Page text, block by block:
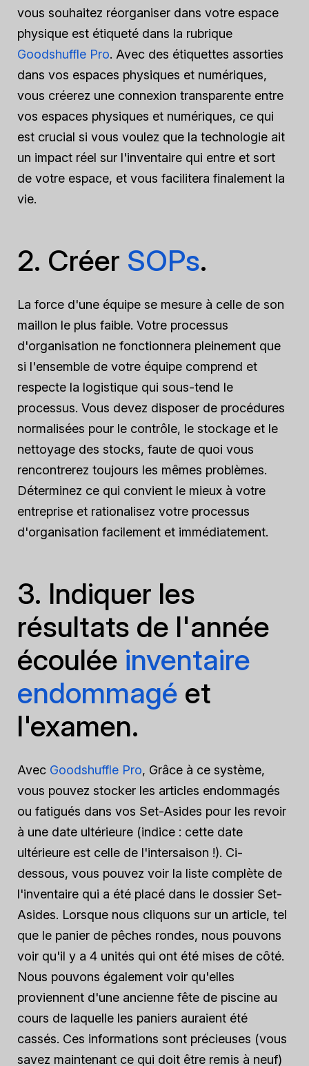
vous souhaitez réorganiser dans votre espace
physique est étiqueté dans la rubrique
Goodshuffle Pro. Avec des étiquettes assorties
dans vos espaces physiques et numériques,
vous créerez une connexion transparente entre
vos espaces physiques et numériques, ce qui
est crucial si vous voulez que la technologie ait
un impact réel sur l'inventaire qui entre et sort
de votre espace, et vous facilitera finalement la
vie.
2. Créer SOPs.
La force d'une équipe se mesure à celle de son
maillon le plus faible. Votre processus
d'organisation ne fonctionnera pleinement que
si l'ensemble de votre équipe comprend et
respecte la logistique qui sous-tend le
processus. Vous devez disposer de procédures
normalisées pour le contrôle, le stockage et le
nettoyage des stocks, faute de quoi vous
rencontrerez toujours les mêmes problèmes.
Déterminez ce qui convient le mieux à votre
entreprise et rationalisez votre processus
d'organisation facilement et immédiatement.
3. Indiquer les
résultats de l'année
écoulée inventaire
endommagé et
l'examen.
Avec Goodshuffle Pro, Grâce à ce système,
vous pouvez stocker les articles endommagés
ou fatigués dans vos Set-Asides pour les revoir
à une date ultérieure (indice : cette date
ultérieure est celle de l'intersaison !). Ci-
dessous, vous pouvez voir la liste complète de
l'inventaire qui a été placé dans le dossier Set-
Asides. Lorsque nous cliquons sur un article, tel
que le panier de pêches rondes, nous pouvons
voir qu'il y a 4 unités qui ont été mises de côté.
Nous pouvons également voir qu'elles
proviennent d'une ancienne fête de piscine au
cours de laquelle les paniers auraient été
cassés. Ces informations sont précieuses (vous
savez maintenant ce qui doit être remis à neuf)